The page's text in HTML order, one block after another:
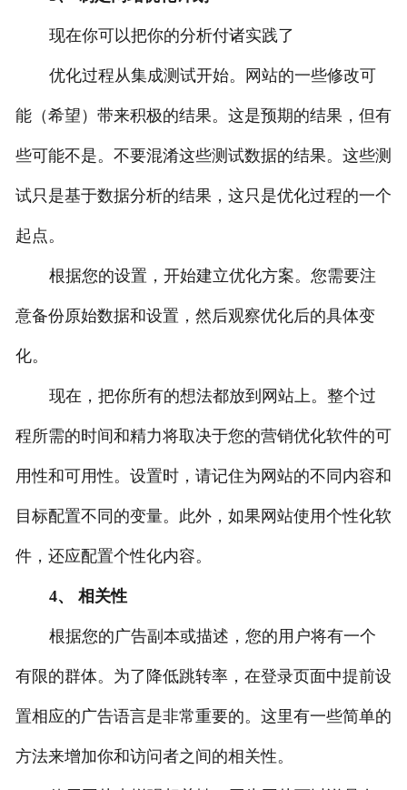
现在你可以把你的分析付诸实践了
优化过程从集成测试开始。网站的一些修改可
能（希望）带来积极的结果。这是预期的结果，但有
些可能不是。不要混淆这些测试数据的结果。这些测
试只是基于数据分析的结果，这只是优化过程的一个
起点。
根据您的设置，开始建立优化方案。您需要注
意备份原始数据和设置，然后观察优化后的具体变
化。
现在，把你所有的想法都放到网站上。整个过
程所需的时间和精力将取决于您的营销优化软件的可
用性和可用性。设置时，请记住为网站的不同内容和
目标配置不同的变量。此外，如果网站使用个性化软
件，还应配置个性化内容。
4、 相关性
根据您的广告副本或描述，您的用户将有一个
有限的群体。为了降低跳转率，在登录页面中提前设
置相应的广告语言是非常重要的。这里有一些简单的
方法来增加你和访问者之间的相关性。